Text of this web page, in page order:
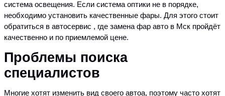
система освещения. Если система оптики не в порядке,
необходимо установить качественные фары. Для этого стоит
обратиться в автосервис , где замена фар авто в Мск пройдёт
качественно и по приемлемой цене.
Проблемы поиска
специалистов
Многие хотят изменить вид своего автоа, поэтому часто хотят